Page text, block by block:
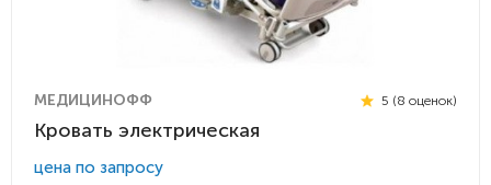
МЕДИЦИНОФФ 5 (8 оценок)
Кровать электрическая
цена по запросу